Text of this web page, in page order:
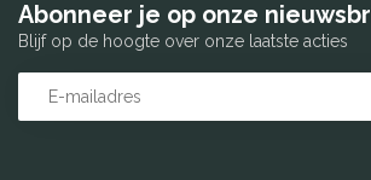
Abonneer je op onze
Blijf op de hoogte over onze laatste acties